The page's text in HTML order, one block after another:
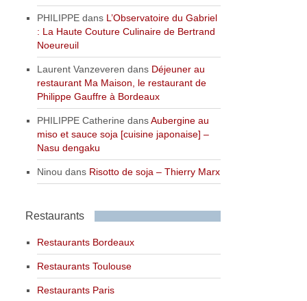
PHILIPPE dans L’Observatoire du Gabriel
: La Haute Couture Culinaire de Bertrand
Noeureuil
Laurent Vanzeveren dans Déjeuner au
restaurant Ma Maison, le restaurant de
Philippe Gauffre à Bordeaux
PHILIPPE Catherine dansAubergine au
miso et sauce soja [cuisine japonaise] –
Nasu dengaku
Ninou dans Risotto de soja – Thierry Marx
Restaurants
Restaurants Bordeaux
Restaurants Toulouse
Restaurants Paris